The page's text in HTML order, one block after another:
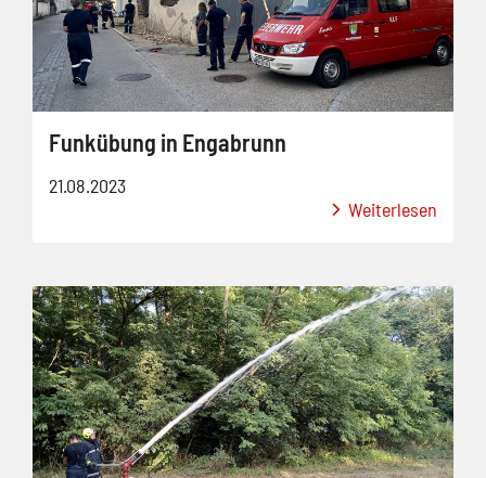
Funkübung in Engabrunn
21.08.2023
Weiterlesen